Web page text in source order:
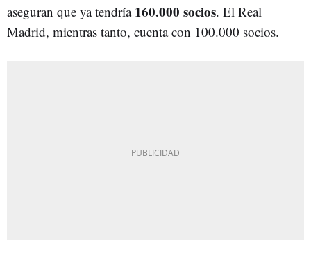
aseguran que ya tendría160.000 socios. El Real
Madrid, mientras tanto, cuenta con 100.000 socios.